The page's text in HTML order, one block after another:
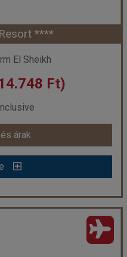
11 | 7 éj
Ft-tól
árak
****
El Sheikh
Ft)
árak
****